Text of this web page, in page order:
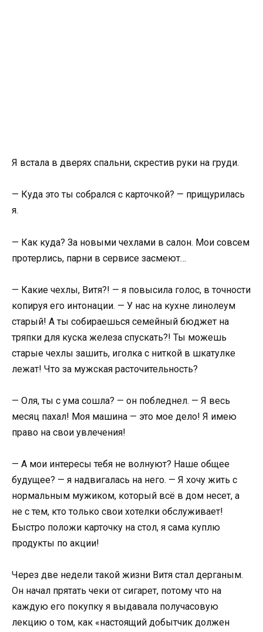
Я встала в дверях спальни, скрестив руки на груди.
— Куда это ты собрался с карточкой? — прищурилась
я.
— Как куда? За новыми чехлами в салон. Мои совсем
протерлись, парни в сервисе засмеют…
— Какие чехлы, Витя?! — я повысила голос, в точности
копируя его интонации. — У нас на кухне линолеум
старый! А ты собираешься семейный бюджет на
тряпки для куска железа спускать?! Ты можешь
старые чехлы зашить, иголка с ниткой в шкатулке
лежат! Что за мужская расточительность?
— Оля, ты с ума сошла? — он побледнел. — Я весь
месяц пахал! Моя машина — это мое дело! Я имею
право на свои увлечения!
— А мои интересы тебя не волнуют? Наше общее
будущее? — я надвигалась на него. — Я хочу жить с
нормальным мужиком, который всё в дом несет, а
не с тем, кто только свои хотелки обслуживает!
Быстро положи карточку на стол, я сама куплю
продукты по акции!
Через две недели такой жизни Витя стал дерганым.
Он начал прятать чеки от сигарет, потому что на
каждую его покупку я выдавала получасовую
лекцию о том, как «настоящий добытчик должен